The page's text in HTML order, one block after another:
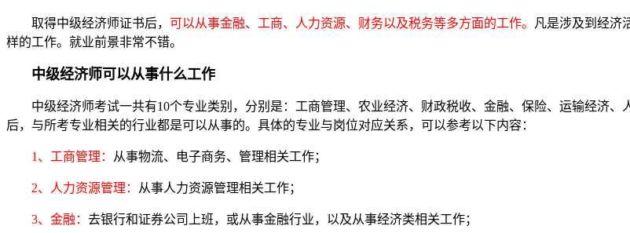
取得中级经济师证书后， 可以从事金融、工商、人力资源、财务以及税务等多方面的工作。 凡是涉及到经济
样的工作。就业前景非常不错。
中级经济师可以从事什么工作
中级经济师考试一共有10个专业类别，分别是：工商管理、农业经济、财政税收、金融、保险、运输经济、
后，与所考专业相关的行业都是可以从事的。具体的专业与岗位对应关系，可以参考以下内容：
1、工商管理： 从事物流、电子商务、管理相关工作；
2、人力资源管理： 从事人力资源管理相关工作；
3、金融： 去银行和证券公司上班，或从事金融行业，以及从事经济类相关工作；